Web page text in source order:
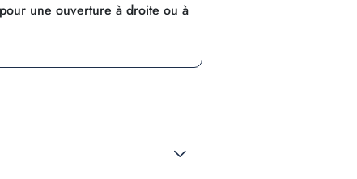
une ouverture à droite ou à